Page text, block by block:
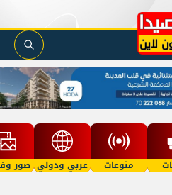
منوعات عربي ودولي صور